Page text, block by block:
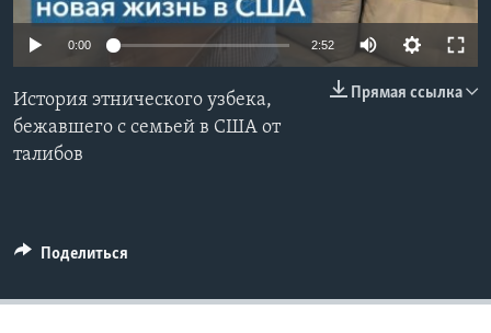
Learning English
СОЦИАЛЬНЫЕ СЕТИ
0:00 2:52
Прямая ссылка
История этнического узбека,
бежавшего с семьей в США от
талибов
Поделиться